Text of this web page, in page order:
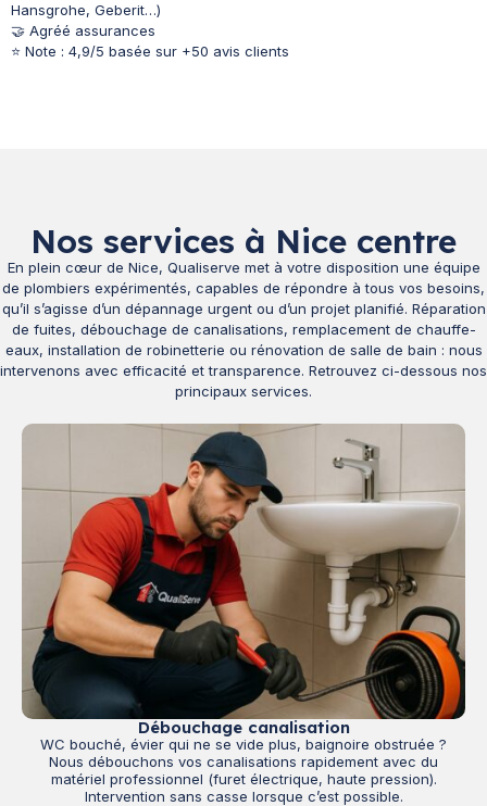
Hansgrohe, Geberit…)
🤝 Agréé assurances
⭐ Note : 4,9/5 basée sur +50 avis clients
Nos services à Nice centre
En plein cœur de Nice, Qualiserve met à votre disposition une équipe
de plombiers expérimentés, capables de répondre à tous vos besoins,
qu’il s’agisse d’un dépannage urgent ou d’un projet planifié. Réparation
de fuites, débouchage de canalisations, remplacement de chauffe-
eaux, installation de robinetterie ou rénovation de salle de bain : nous
intervenons avec efficacité et transparence. Retrouvez ci-dessous nos
principaux services.
Débouchage canalisation
WC bouché, évier qui ne se vide plus, baignoire obstruée ?
Nous débouchons vos canalisations rapidement avec du
matériel professionnel (furet électrique, haute pression).
Intervention sans casse lorsque c’est possible.